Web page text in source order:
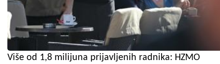
Više od 1,8 milijuna prijavljenih radnika: HZMO